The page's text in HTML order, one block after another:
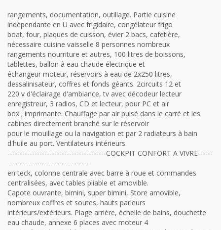
rangements, documentation, outillage. Partie cuisine
indépendante en U avec frigidaire, congélateur frigo
boat, four, plaques de cuisson, évier 2 bacs, cafetière,
nécessaire cuisine vaisselle 8 personnes nombreux
rangements nourriture et autres, 100 litres de boissons,
tablettes, ballon à eau chaude électrique et
échangeur moteur, réservoirs à eau de 2x250 litres,
dessalinisateur, coffres et fonds géants. 2circuits 12 et
220 v d'éclairage d'ambiance, tv avec décodeur lecteur
enregistreur, 3 radios, CD et lecteur, pour PC et air
box ; imprimante. Chauffage par air pulsé dans le carré et les
cabines directement branché sur le réservoir
pour le mouillage ou la navigation et par 2 radiateurs à bain
d'huile au port. Ventilateurs intérieurs.
----------------------------------------COCKPIT CONFORT A VIVRE------
---------------------------------
en teck, colonne centrale avec barre à roue et commandes
centralisées, avec tables pliable et amovible.
Capote ouvrante, bimini, super bimini, Store amovible,
nombreux coffres et soutes, hauts parleurs
intérieurs/extérieurs. Plage arrière, échelle de bains, douchette
eau chaude, annexe 6 places avec moteur 4